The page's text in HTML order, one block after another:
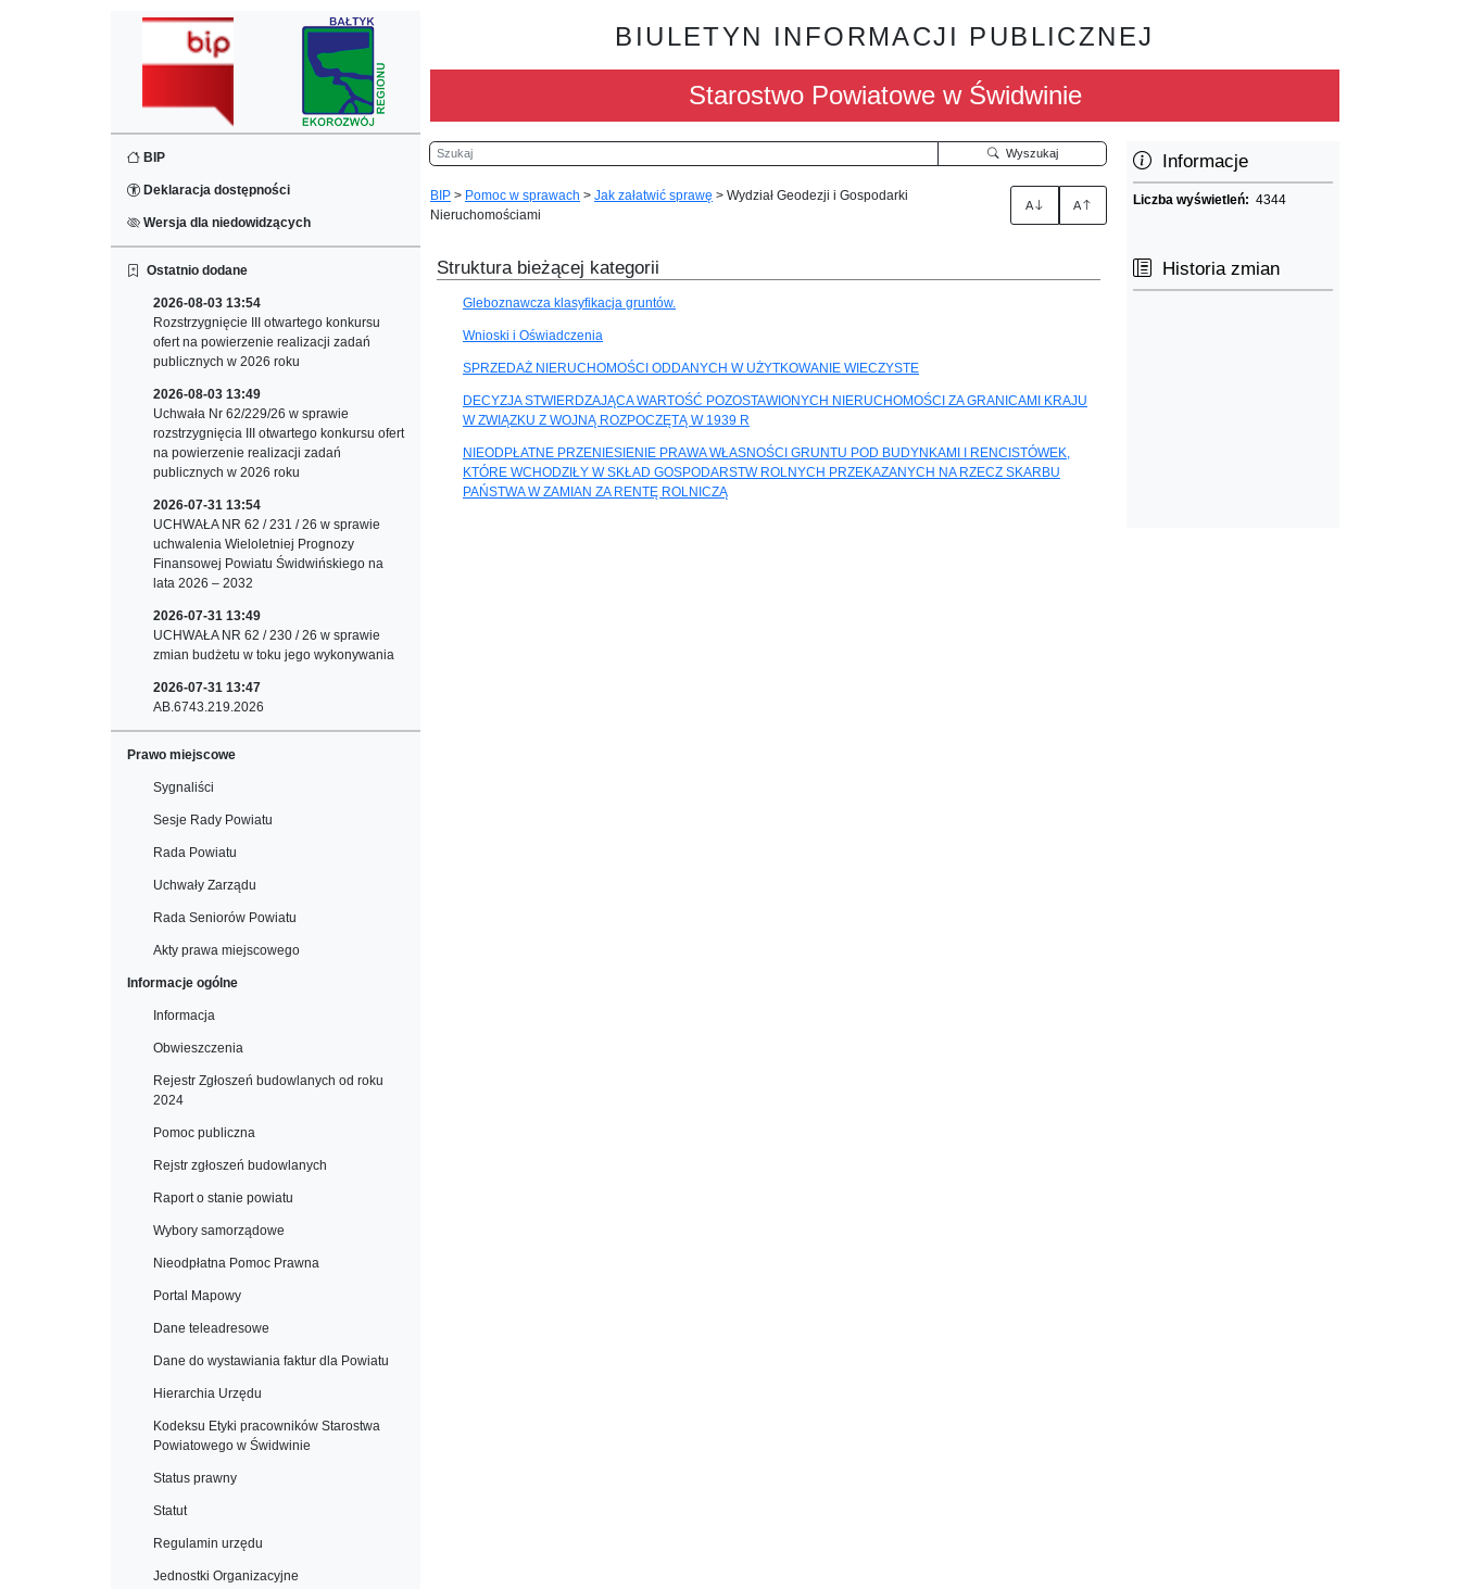
BIP
Deklaracja dostępności
Wersja dla niedowidzących
Ostatnio dodane
2026-08-03 13:54
Rozstrzygnięcie III otwartego konkursu
ofert na powierzenie realizacji zadań
publicznych w 2026 roku
2026-08-03 13:49
Uchwała Nr 62/229/26 w sprawie
rozstrzygnięcia III otwartego konkursu ofert
na powierzenie realizacji zadań
publicznych w 2026 roku
2026-07-31 13:54
UCHWAŁA NR 62 / 231 / 26 w sprawie
uchwalenia Wieloletniej Prognozy
Finansowej Powiatu Świdwińskiego na
lata 2026 – 2032
2026-07-31 13:49
UCHWAŁA NR 62 / 230 / 26 w sprawie
zmian budżetu w toku jego wykonywania
2026-07-31 13:47
AB.6743.219.2026
Prawo miejscowe
Sygnaliści
Sesje Rady Powiatu
Rada Powiatu
Uchwały Zarządu
Rada Seniorów Powiatu
Akty prawa miejscowego
Informacje ogólne
Informacja
Obwieszczenia
Rejestr Zgłoszeń budowlanych od roku
2024
Pomoc publiczna
Rejstr zgłoszeń budowlanych
Raport o stanie powiatu
Wybory samorządowe
Nieodpłatna Pomoc Prawna
Portal Mapowy
Dane teleadresowe
Dane do wystawiania faktur dla Powiatu
Hierarchia Urzędu
Kodeksu Etyki pracowników Starostwa
Powiatowego w Świdwinie
Status prawny
Statut
Regulamin urzędu
Jednostki Organizacyjne
BIULETYN INFORMACJI PUBLICZNEJ
Starostwo Powiatowe w Świdwinie
Szukaj Wyszukaj
BIP > Pomoc w sprawach > Jak załatwić sprawę > Wydział Geodezji i Gospodarki
Nieruchomościami
A A
Struktura bieżącej kategorii
Gleboznawcza klasyfikacja gruntów.
Wnioski i Oświadczenia
SPRZEDAŻ NIERUCHOMOŚCI ODDANYCH W UŻYTKOWANIE WIECZYSTE
DECYZJA STWIERDZAJĄCA WARTOŚĆ POZOSTAWIONYCH NIERUCHOMOŚCI ZA GRANICAMI KRAJU
W ZWIĄZKU Z WOJNĄ ROZPOCZĘTĄ W 1939 R
NIEODPŁATNE PRZENIESIENIE PRAWA WŁASNOŚCI GRUNTU POD BUDYNKAMI I RENCISTÓWEK,
KTÓRE WCHODZIŁY W SKŁAD GOSPODARSTW ROLNYCH PRZEKAZANYCH NA RZECZ SKARBU
PAŃSTWA W ZAMIAN ZA RENTĘ ROLNICZĄ
Informacje
Liczba wyświetleń:4344
Historia zmian